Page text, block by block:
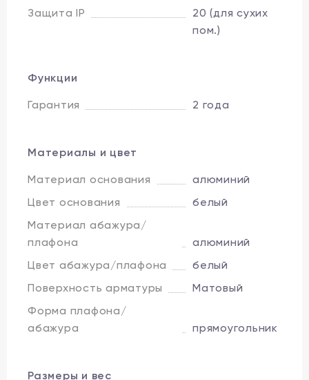
Защита IP
20 (для сухих
пом.)
Функции
Гарантия 2 года
Материалы и цвет
Материал основания
алюминий
Цвет основания
белый
Материал абажура/
плафона
алюминий
Цвет абажура/плафона
белый
Поверхность арматуры
Матовый
Форма плафона/
абажура
прямоугольник
Размеры и вес